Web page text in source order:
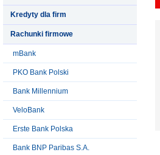
Kredyty dla firm
Rachunki firmowe
mBank
PKO Bank Polski
Bank Millennium
VeloBank
Erste Bank Polska
Bank BNP Paribas S.A.